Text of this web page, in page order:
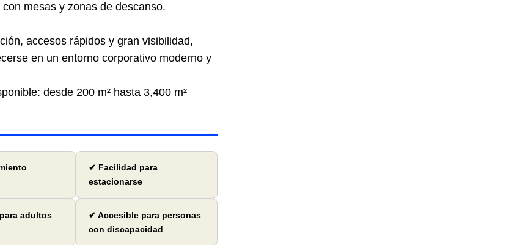
mesas y zonas de descanso.
accesos rápidos y gran visibilidad,
en un entorno corporativo moderno y
desde 200 m² hasta 3,400 m²
✔ Facilidad para
estacionarse
adultos
✔ Accesible para personas
con discapacidad